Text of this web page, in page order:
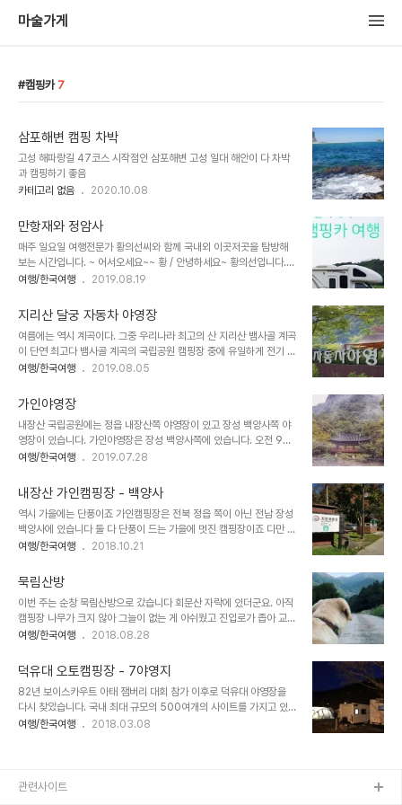
마술가게
캠핑카 7
삼포해변 캠핑 차박
고성 해파랑길 47코스 시작점인 삼포해변 고성 일대 해안이 다 차박
과 캠핑하기 좋음
카테고리 없음
2020.10.08
만항재와 정암사
매주 일요일 여행전문가 황의선씨와 함께 국내외 이곳저곳을 탐방해
보는 시간입니다. ~ 어서오세요~~ 황 / 안녕하세요~ 황의선입니다.
장 / 8월 중순을 넘어가니 더위가 한풀 꺽인 것 같아요. 계절의 흐름이
지구와 태양의 운동으로 설명할 수 있겠지만 실제로 변화하는 걸 몸으
로 느끼다보면 신비롭다는 걸 저도 느낍니다. 그래서 오늘은 하늘에서
가까운 곳으로 가보려고 합니다. 강원도 정선 만항재와 정암사입니다.
장 / 만항재가 자동차가 갈 수 있는 포장도로 중 가장 높다면서요? 황 /
네! 하늘과 가장 가까운 곳으로 가고 싶을 때. 차를 타고 갈 수 있는 곳
게 젖은 몸과 ..
여행/한국여행 2019.08.19
지리산 달궁 자동차 야영장
여름에는 역시 계곡이다. 그중 우리나라 최고의 산 지리산 뱀사골 계곡
이 단연 최고다 뱀사골 계곡의 국립공원 캠핑장 중에 유일하게 전기 사
용이 가능한 곳이 달궁 자동차 야영장이다. 일반 사이트는 600w 카
듯)까지 전기를 쓸 수 있다. 뱀사골 자동차 야영장이나 달궁 일반 야영
장에 비해 계곡으로 가려면 차도를 건너가야 한다는 점이 최대의 단점
이다. 규모가 크다는 점은 단점이 되기도 하고 장점이 되기도 한다. 규
모가 있다보니 여름에는 캠핑장 내에 매점도 운영한다. 계곡 물이 세차
게 흐르는 물인데다가 국립공원이라 주변에 축사가 없어서 모기는 별
기억한다. 뱀사골야영장과 덕동 ..
여행/한국여행 2019.08.05
가인야영장
내장산 국립공원에는 정읍 내장산쪽 야영장이 있고 장성 백양사쪽 야
영장이 있습니다. 가인야영장은 장성 백양사쪽에 있습니다. 오전 9시
~오후 6시까지는 (정확한 시간보다는 근무자가 있느냐 없느냐) 절 관
어 있어서 수레로 짐을 나르는 구조입니다. 카라반사이트는 4개 있는
데 텐트 사이트와는 떨어져 있습니다. 텐트 사이트는 나무로 울타리가
되어 있어 사생활(?) 보호도 되는 편이고 아늑하기도 합니다. 화장실은
세군데 있는데 대체로 깨끗합니다. 아무래도 국립이라 관리가 잘되어
있습니다. 캠핑장에서 절 쪽으로 가볍게 한바퀴 산책하기 좋습니다. 물
화분들이 많더군요. 템플스테이도 많이오고..
여행/한국여행 2019.07.28
내장산 가인캠핑장 - 백양사
역시 가을에는 단풍이죠 가인캠핑장은 전북 정읍 쪽이 아닌 전남 장성
백양사에 있습니다 둘 다 단풍이 드는 가을에 멋진 캠핑장이죠 다만 국
립공원 캠핑장 비용 말고도 백양사에서 징수하는 주차비와 문화재 관
시면 됩니다 카라반 구역말고 오토캠핑 구역은 편백나무로 구역을 분
리해놔서 포근한 나만의 사이트가 됩니다 이게 은근 매력있습니다. 다
만 자동차를 바로 옆에 댈 수 없으니 약간 불편하지만요 가을에 백양사
아름답습니다
여행/한국여행 2018.10.21
묵림산방
이번 주는 순창 묵림산방으로 갔습니다 회문산 자락에 있더군요. 아직
캠핑장 나무가 크지 않아 그늘이 없는 게 아쉬웠고 진입로가 좁아 교행
이 어렵다는 점도 단점이었습니다. 산이 깊은 편이라 시원했습니다. 반
여행/한국여행 2018.08.28
덕유대 오토캠핑장 - 7야영지
82년 보이스카우트 아태 잼버리 대회 참가 이후로 덕유대 야영장을
다시 찾았습니다. 국내 최대 규모의 500여개의 사이트를 가지고 있
는 야영장이죠. 그 중 7야영장에서 오토캠핑과 카라반 모터홈 등을 이
이라고 봐야죠 이제 봄이 오는 3월이 드디어 왔습니다. 3월부터 모기
여행/한국여행 2018.03.08
관련사이트